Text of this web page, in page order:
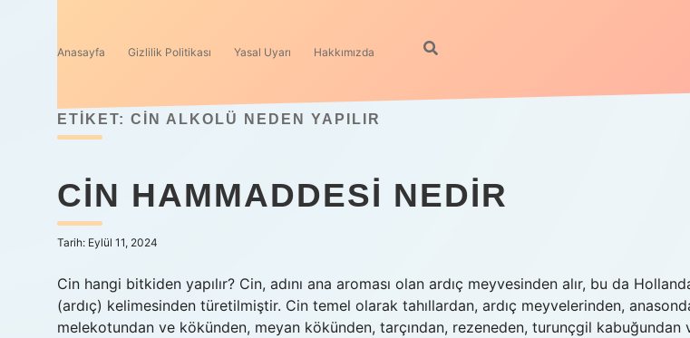
Anasayfa Gizlilik Politikası Yasal Uyarı Hakkımızda
ETIKET: CIN ALKOLÜ NEDEN YAPILIR
CIN HAMMADDESI NEDIR
Tarih: Eylül 11, 2024
Cin hangi bitkiden yapılır? Cin, adını ana aroması olan ardıç meyvesinden alır, bu da
(ardıç) kelimesinden türetilmiştir. Cin temel olarak tahıllardan, ardıç meyvelerinden,
melekotundan ve kökünden, meyan kökünden, tarçından, rezeneden, turunçgil kabuğundan